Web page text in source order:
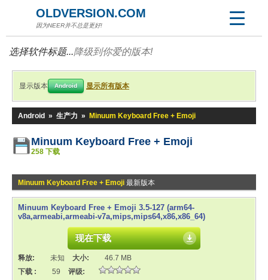
OLDVERSION.COM
因为NEER并不总是更好!
选择软件标题...降级到你爱的版本!
显示版本 Android 显示所有版本
Android » 生产力 » Minuum Keyboard Free + Emoji
Minuum Keyboard Free + Emoji
258 下载
Minuum Keyboard Free + Emoji 最新版本
Minuum Keyboard Free + Emoji 3.5-127 (arm64-
v8a,armeabi,armeabi-v7a,mips,mips64,x86,x86_64)
现在下载
释放: 未知 大小:
46.7 MB
下载 :
59
评级: